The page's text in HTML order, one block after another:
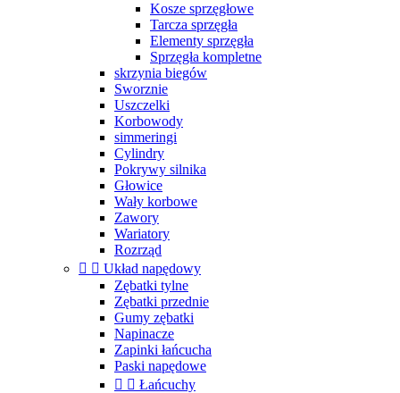
Kosze sprzęgłowe
Tarcza sprzęgła
Elementy sprzęgła
Sprzęgła kompletne
skrzynia biegów
Sworznie
Uszczelki
Korbowody
simmeringi
Cylindry
Pokrywy silnika
Głowice
Wały korbowe
Zawory
Wariatory
Rozrząd
  Układ napędowy
Zębatki tylne
Zębatki przednie
Gumy zębatki
Napinacze
Zapinki łańcucha
Paski napędowe
  Łańcuchy